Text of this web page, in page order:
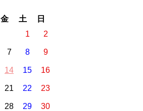
金 土
日
1
2
7 8 9
14 15 16
21 22 23
28 29 30